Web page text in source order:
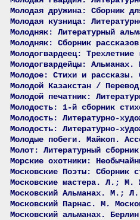
Молодая дружина: Сборник
Молодая кузница:
Молодняк: Литературный
Молодняк: Сборник
Молодогвардеец:
Молодогвардейцы:
Молодое: Стихи и рассказы.
Молодой Казакстан /
Молодой печатник:
Молодость: 1-й сборник
Молодость: Литературно-
Молодость: Литературно-
Молодые побеги. Майкоп.
Молот: Литературный
Морские охотники:
Московские Поэты: Сборник
Московские мастера. Л.;
Московский Альманах. М.;
Московский Парнас. М.
Московский альманах.